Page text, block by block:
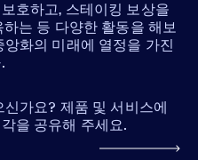
호하고, 스테이킹 보상을
는 등 다양한 활동을 해보
화의 미래에 열정을 가진
가요? 제품 및 서비스에
을 공유해 주세요.